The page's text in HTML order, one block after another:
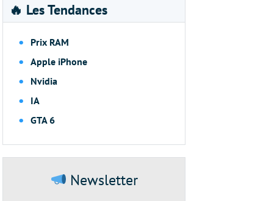
🔥 Les Tendances
Prix RAM
Apple iPhone
Nvidia
IA
GTA 6
Newsletter